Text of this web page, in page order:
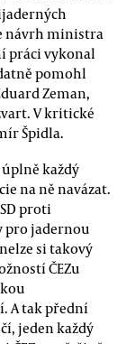
návrh ministra
práci vykonal
pomohl
Zeman,
V kritické
Špidla.
úplně každý
na ně navázat.
proti
pro jadernou
si takový
ČEZu
A tak přední
jeden každý